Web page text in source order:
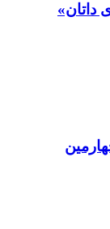
داتان»